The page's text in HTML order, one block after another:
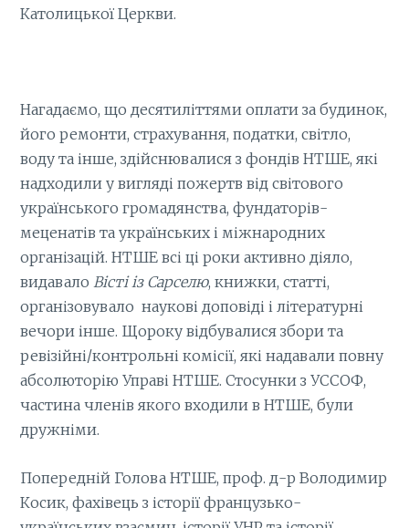
Католицької Церкви.
Нагадаємо, що десятиліттями оплати за будинок,
його ремонти, страхування, податки, світло,
воду та інше, здійснювалися з фондів НТШЕ, які
надходили у вигляді пожертв від світового
українського громадянства, фундаторів-
меценатів та українських і міжнародних
організацій. НТШЕ всі ці роки активно діяло,
видавалоВісті із Сарселю, книжки, статті,
організовувало наукові доповіді і літературні
вечори інше. Щороку відбувалися збори та
ревізійні/контрольні комісії, які надавали повну
абсолюторію Управі НТШЕ. Стосунки з УССОФ,
частина членів якого входили в НТШЕ, були
дружніми.
Попередній Голова НТШЕ, проф. д-р Володимир
Косик, фахівець з історії французько-